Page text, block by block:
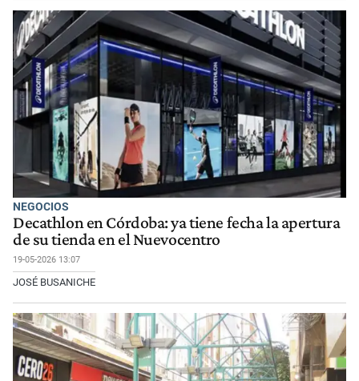
NEGOCIOS
Decathlon en Córdoba: ya tiene fecha la apertura
de su tienda en el Nuevocentro
19-05-2026 13:07
JOSÉ BUSANICHE